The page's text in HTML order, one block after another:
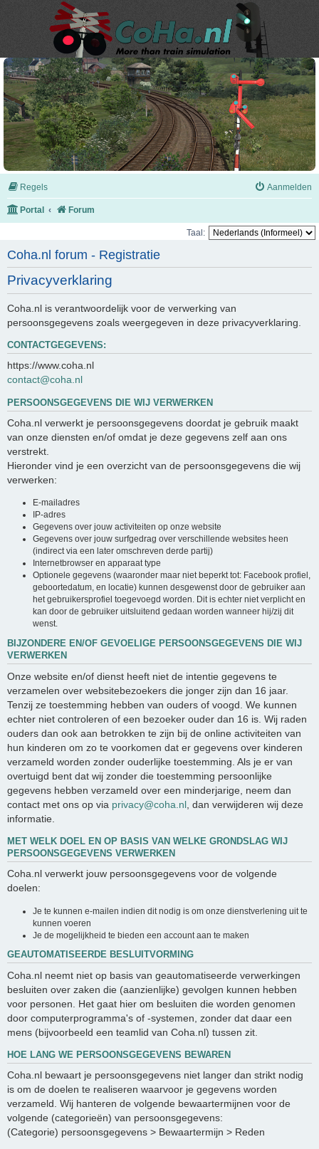
Regels Aanmelden
Portal Forum
Taal:
Coha.nl forum - Registratie
Privacyverklaring
Coha.nl is verantwoordelijk voor de verwerking van
persoonsgegevens zoals weergegeven in deze privacyverklaring.
CONTACTGEGEVENS:
https://www.coha.nl
contact@coha.nl
PERSOONSGEGEVENS DIE WIJ VERWERKEN
Coha.nl verwerkt je persoonsgegevens doordat je gebruik maakt
van onze diensten en/of omdat je deze gegevens zelf aan ons
verstrekt.
Hieronder vind je een overzicht van de persoonsgegevens die wij
verwerken:
E-mailadres
IP-adres
Gegevens over jouw activiteiten op onze website
Gegevens over jouw surfgedrag over verschillende websites heen
(indirect via een later omschreven derde partij)
Internetbrowser en apparaat type
Optionele gegevens (waaronder maar niet beperkt tot: Facebook profiel,
geboortedatum, en locatie) kunnen desgewenst door de gebruiker aan
het gebruikersprofiel toegevoegd worden. Dit is echter niet verplicht en
kan door de gebruiker uitsluitend gedaan worden wanneer hij/zij dit
wenst.
BIJZONDERE EN/OF GEVOELIGE PERSOONSGEGEVENS DIE WIJ
VERWERKEN
Onze website en/of dienst heeft niet de intentie gegevens te
verzamelen over websitebezoekers die jonger zijn dan 16 jaar.
Tenzij ze toestemming hebben van ouders of voogd. We kunnen
echter niet controleren of een bezoeker ouder dan 16 is. Wij raden
ouders dan ook aan betrokken te zijn bij de online activiteiten van
hun kinderen om zo te voorkomen dat er gegevens over kinderen
verzameld worden zonder ouderlijke toestemming. Als je er van
overtuigd bent dat wij zonder die toestemming persoonlijke
gegevens hebben verzameld over een minderjarige, neem dan
contact met ons op via privacy@coha.nl , dan verwijderen wij deze
informatie.
MET WELK DOEL EN OP BASIS VAN WELKE GRONDSLAG WIJ
PERSOONSGEGEVENS VERWERKEN
Coha.nl verwerkt jouw persoonsgegevens voor de volgende
doelen:
Je te kunnen e-mailen indien dit nodig is om onze dienstverlening uit te
kunnen voeren
Je de mogelijkheid te bieden een account aan te maken
GEAUTOMATISEERDE BESLUITVORMING
Coha.nl neemt niet op basis van geautomatiseerde verwerkingen
besluiten over zaken die (aanzienlijke) gevolgen kunnen hebben
voor personen. Het gaat hier om besluiten die worden genomen
door computerprogramma's of -systemen, zonder dat daar een
mens (bijvoorbeeld een teamlid van Coha.nl) tussen zit.
HOE LANG WE PERSOONSGEGEVENS BEWAREN
Coha.nl bewaart je persoonsgegevens niet langer dan strikt nodig
is om de doelen te realiseren waarvoor je gegevens worden
verzameld. Wij hanteren de volgende bewaartermijnen voor de
volgende (categorieën) van persoonsgegevens:
(Categorie) persoonsgegevens > Bewaartermijn > Reden